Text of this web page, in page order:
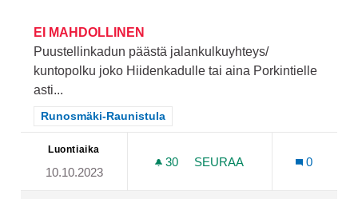
EI MAHDOLLINEN
Puustellinkadun päästä jalankulkuyhteys/
kuntopolku joko Hiidenkadulle tai aina Porkintielle
asti...
Rajaa tulokset teeman mukaan: Runosmäki-Raunistula
Runosmäki-Raunistula
Luontiaika
10.10.2023
30 30 SEURAAJAA
SEURAA
0